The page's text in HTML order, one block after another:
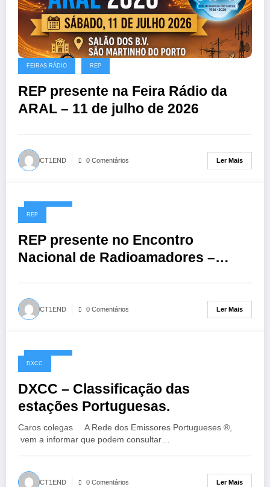
FEIRAS RÁDIO REP
REP presente na Feira Rádio da
ARAL – 11 de julho de 2026
CT1END 0 Comentários Ler Mais
01/06/2026
REP
REP presente no Encontro
Nacional de Radioamadores –
CT1END 0 Comentários Ler Mais
10/05/2026
DXCC
DXCC – Classificação das
estações Portuguesas.
Caros colegas A Rede dos Emissores Portugueses ®,
vem a informar que podem consultar…
CT1END 0 Comentários Ler Mais